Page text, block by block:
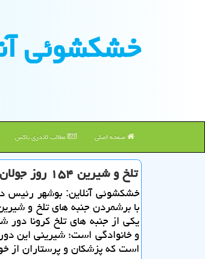
خشكشوئی
صفحه اصلی مطالب لاندری باکس
تلخ و شیرین ۱۵۴ روز جولان كرونا
خشكشوئی آنلاین: بوشهر رئیس
یكی از جنبه های تلخ كرونا دور
و خانوادگی است؛ شیرینی این
است كه پزشكان و پرستاران از